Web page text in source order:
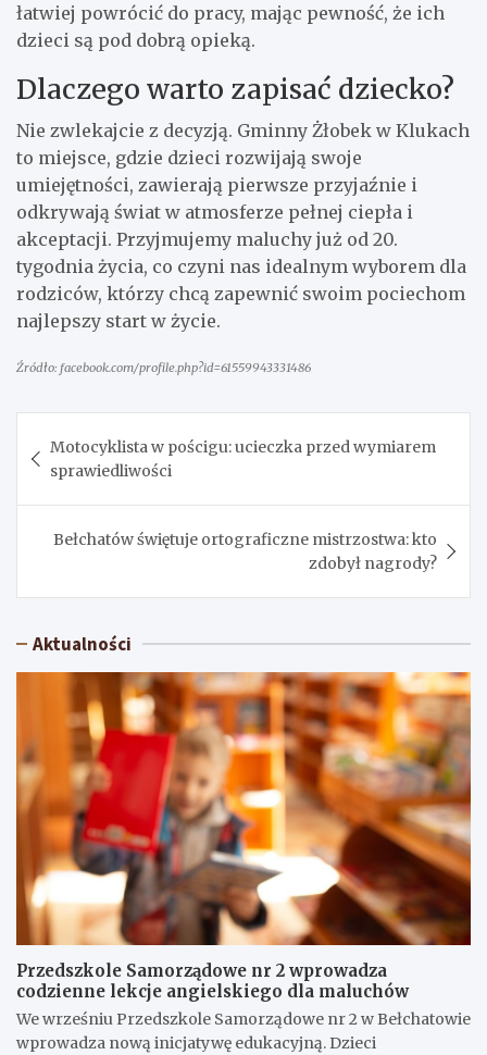
łatwiej powrócić do pracy, mając pewność, że ich
dzieci są pod dobrą opieką.
Dlaczego warto zapisać dziecko?
Nie zwlekajcie z decyzją. Gminny Żłobek w Klukach
to miejsce, gdzie dzieci rozwijają swoje
umiejętności, zawierają pierwsze przyjaźnie i
odkrywają świat w atmosferze pełnej ciepła i
akceptacji. Przyjmujemy maluchy już od 20.
tygodnia życia, co czyni nas idealnym wyborem dla
rodziców, którzy chcą zapewnić swoim pociechom
najlepszy start w życie.
Źródło: facebook.com/profile.php?id=61559943331486
wpisu
Motocyklista w pościgu: ucieczka przed wymiarem
sprawiedliwości
Bełchatów świętuje ortograficzne mistrzostwa: kto
zdobył nagrody?
Aktualności
Przedszkole Samorządowe nr 2 wprowadza
codzienne lekcje angielskiego dla maluchów
We wrześniu Przedszkole Samorządowe nr 2 w Bełchatowie
wprowadza nową inicjatywę edukacyjną. Dzieci